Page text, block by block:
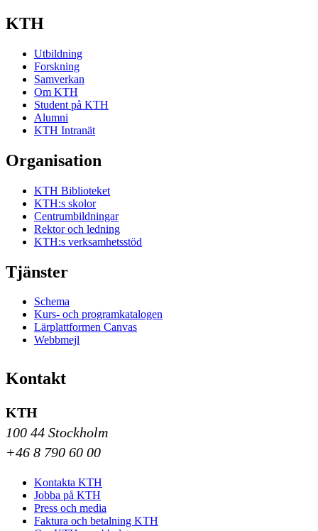
KTH
Utbildning
Forskning
Samverkan
Om KTH
Student på KTH
Alumni
KTH Intranät
Organisation
KTH Biblioteket
KTH:s skolor
Centrumbildningar
Rektor och ledning
KTH:s verksamhetsstöd
Tjänster
Schema
Kurs- och programkatalogen
Lärplattformen Canvas
Webbmejl
Kontakt
KTH
100 44 Stockholm
+46 8 790 60 00
Kontakta KTH
Jobba på KTH
Press och media
Faktura och betalning KTH